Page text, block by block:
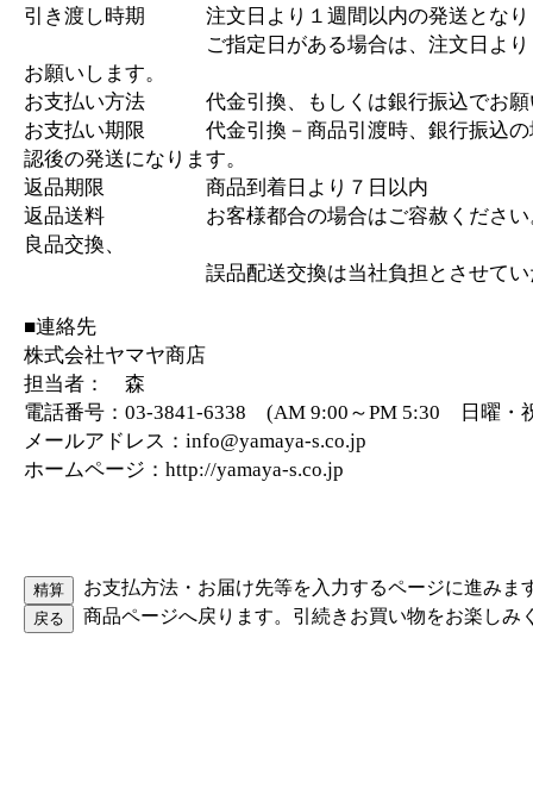
引き渡し時期 注文日より１週間以内の発送となり
ご指定日がある場合は、注文日より１
お願いします。
お支払い方法 代金引換、もしくは銀行振込でお願
お支払い期限 代金引換－商品引渡時、銀行振込の
認後の発送になります。
返品期限 商品到着日より７日以内
返品送料 お客様都合の場合はご容赦ください
良品交換、
誤品配送交換は当社負担とさせていた
■連絡先
株式会社ヤマヤ商店
担当者： 森
電話番号：03-3841-6338 (AM 9:00～PM 5:30 日曜・
メールアドレス：info@yamaya-s.co.jp
ホームページ：http://yamaya-s.co.jp
お支払方法・お届け先等を入力するページに進みま
商品ページへ戻ります。引続きお買い物をお楽しみ